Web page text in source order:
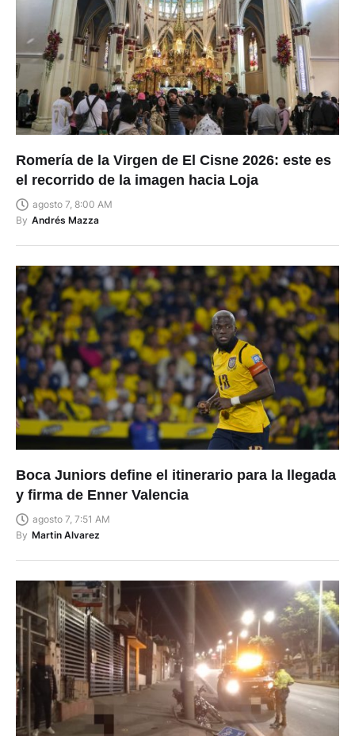
Romería de la Virgen de El Cisne 2026: este es
el recorrido de la imagen hacia Loja
agosto 7, 8:00 AM
By Andrés Mazza
Boca Juniors define el itinerario para la llegada
y firma de Enner Valencia
agosto 7, 7:51 AM
By Martin Alvarez